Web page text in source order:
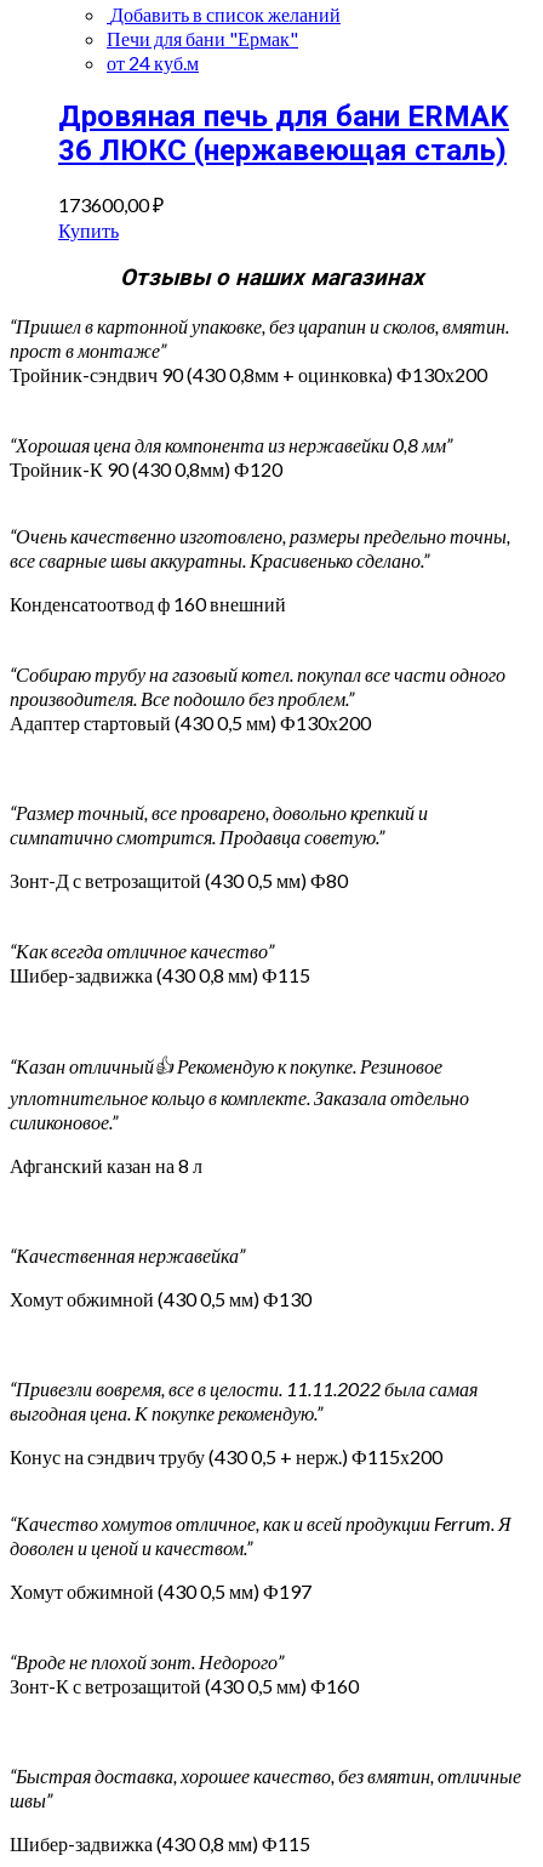
Добавить в список желаний
Печи для бани "Ермак"
от 24 куб.м
Дровяная печь для бани ERMAK
36 ЛЮКС (нержавеющая сталь)
173600,00₽
Купить
Отзывы о наших магазинах
“Пришел в картонной упаковке, без царапин и сколов, вмятин.
прост в монтаже”
Тройник-сэндвич 90 (430 0,8мм + оцинковка) Ф130х200
“Хорошая цена для компонента из нержавейки 0,8 мм”
Тройник-К 90 (430 0,8мм) Ф120
“Очень качественно изготовлено, размеры предельно точны,
все сварные швы аккуратны. Красивенько сделано.”
Конденсатоотвод ф 160 внешний
“Собираю трубу на газовый котел. покупал все части одного
производителя. Все подошло без проблем.”
Адаптер стартовый (430 0,5 мм) Ф130х200
“Размер точный, все проварено, довольно крепкий и
симпатично смотрится. Продавца советую.”
Зонт-Д с ветрозащитой (430 0,5 мм) Ф80
“Как всегда отличное качество”
Шибер-задвижка (430 0,8 мм) Ф115
“Казан отличный👍 Рекомендую к покупке. Резиновое
уплотнительное кольцо в комплекте. Заказала отдельно
силиконовое.”
Афганский казан на 8 л
“Качественная нержавейка”
Хомут обжимной (430 0,5 мм) Ф130
“Привезли вовремя, все в целости. 11.11.2022 была самая
выгодная цена. К покупке рекомендую.”
Конус на сэндвич трубу (430 0,5 + нерж.) Ф115х200
“Качество хомутов отличное, как и всей продукции Ferrum. Я
доволен и ценой и качеством.”
Хомут обжимной (430 0,5 мм) Ф197
“Вроде не плохой зонт. Недорого”
Зонт-К с ветрозащитой (430 0,5 мм) Ф160
“Быстрая доставка, хорошее качество, без вмятин, отличные
швы”
Шибер-задвижка (430 0,8 мм) Ф115